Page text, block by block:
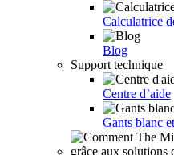
Calculatrice
Blog
Support technique
Centre d’aide
Gants blanc